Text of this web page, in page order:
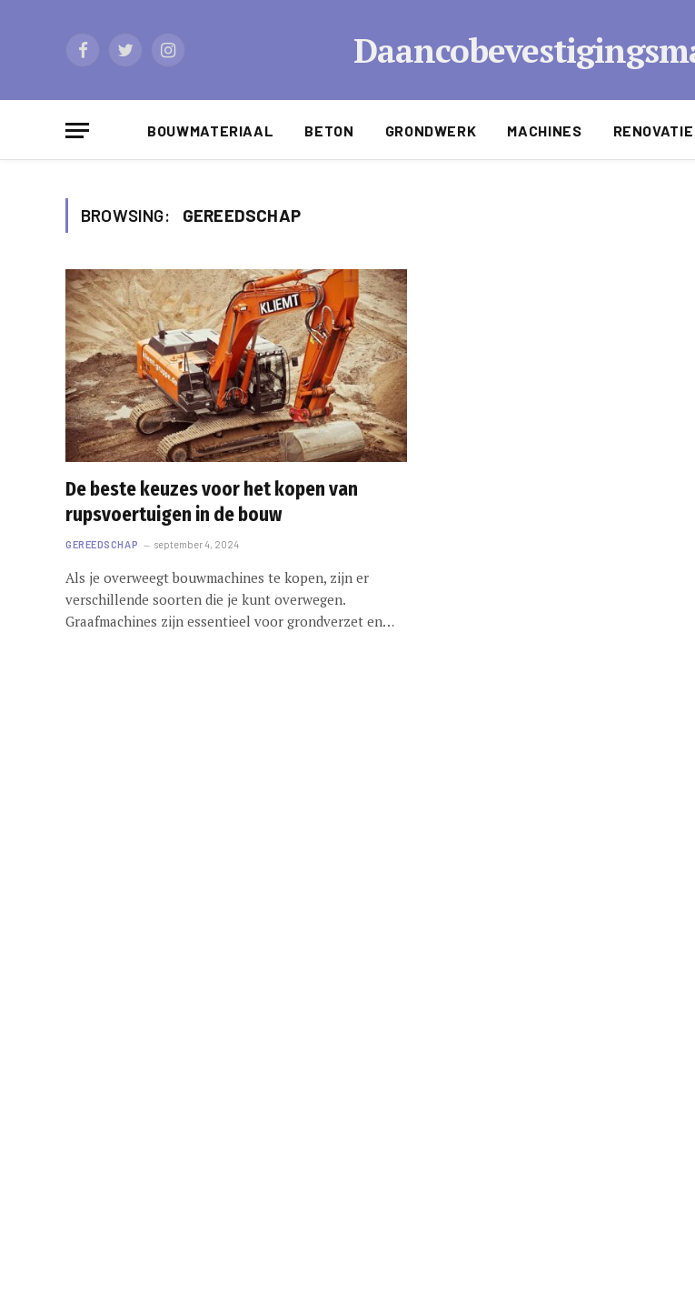
FacebookTwitterInstagram
BOUWMATERIAAL BETON GRONDWERK MACHINES RENOVATIE
BROWSING: GEREEDSCHAP
De beste keuzes voor het kopen van
rupsvoertuigen in de bouw
GEREEDSCHAP september 4, 2024
Als je overweegt bouwmachines te kopen, zijn er
verschillende soorten die je kunt overwegen.
Graafmachines zijn essentieel voor grondverzet en…